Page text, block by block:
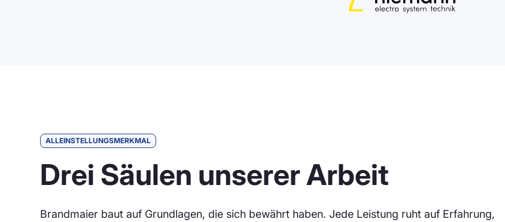
ALLEINSTELLUNGSMERKMAL
Drei Säulen unserer Arbeit
Brandmaier baut auf Grundlagen, die sich bewährt haben. Jede Leistung ruht auf Erfahrung,